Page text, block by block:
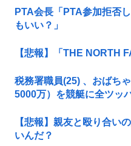
PTA会長「PTA参加拒否
もいい？」
【悲報】「THE NORTH
税務署職員(25) 、おばち
5000万）を競艇に全ツッ
【悲報】親友と殴り合
いんだ？